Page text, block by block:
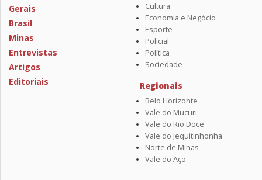
Gerais
Brasil
Minas
Entrevistas
Artigos
Editoriais
Cultura
Economia e Negócio
Esporte
Policial
Política
Sociedade
Regionais
Belo Horizonte
Vale do Mucuri
Vale do Rio Doce
Vale do Jequitinhonha
Norte de Minas
Vale do Aço